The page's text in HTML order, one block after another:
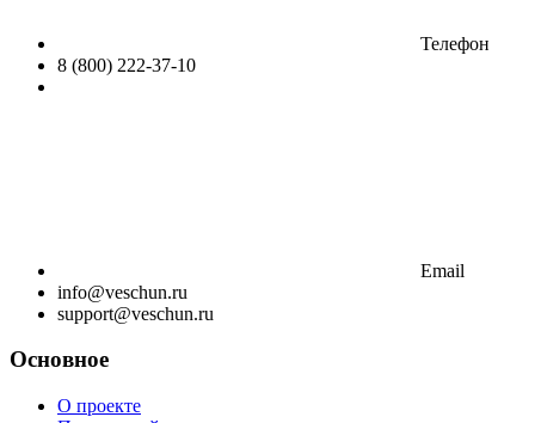
Телефон
8 (800) 222-37-10
Email
info@veschun.ru
support@veschun.ru
Основное
О проекте